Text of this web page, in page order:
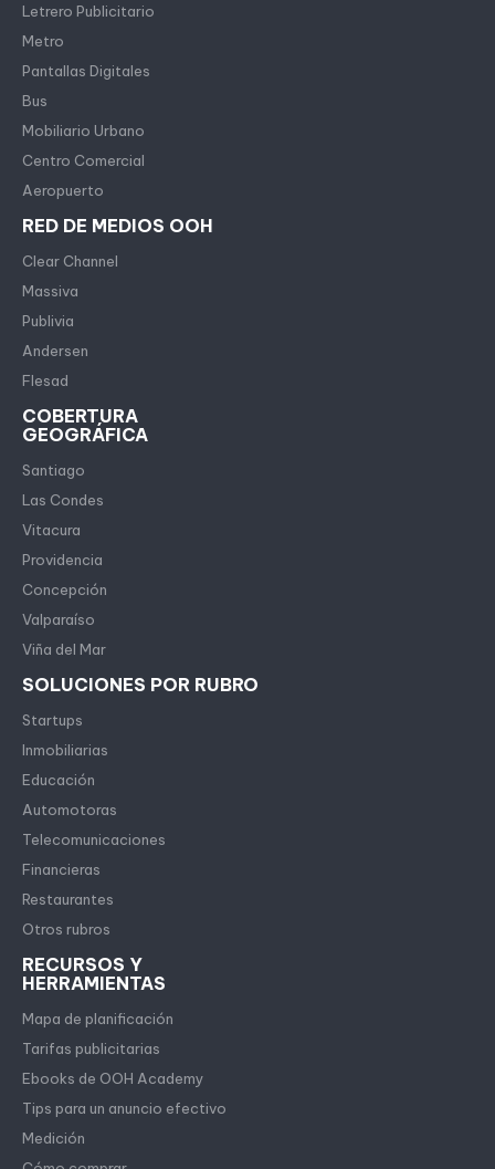
Letrero Publicitario
Metro
Pantallas Digitales
Bus
Mobiliario Urbano
Centro Comercial
Aeropuerto
RED DE MEDIOS OOH
Clear Channel
Massiva
Publivia
Andersen
Flesad
COBERTURA
GEOGRÁFICA
Santiago
Las Condes
Vitacura
Providencia
Concepción
Valparaíso
Viña del Mar
SOLUCIONES POR RUBRO
Startups
Inmobiliarias
Educación
Automotoras
Telecomunicaciones
Financieras
Restaurantes
Otros rubros
RECURSOS Y
HERRAMIENTAS
Mapa de planificación
Tarifas publicitarias
Ebooks de OOH Academy
Tips para un anuncio efectivo
Medición